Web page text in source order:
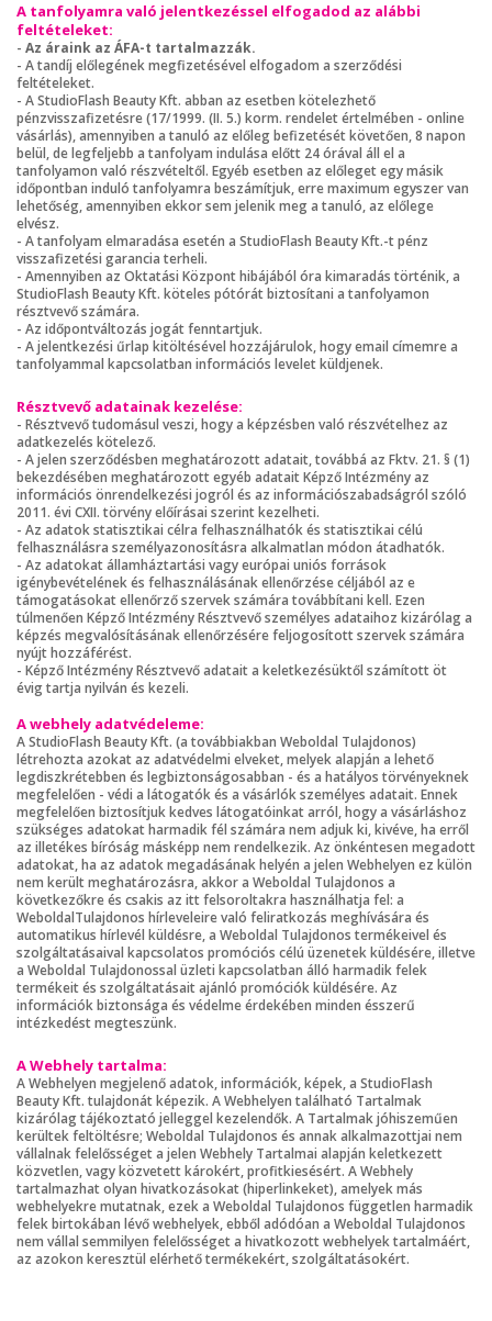
A tanfolyamra való jelentkezéssel elfogadod az alábbi
feltételeket:
- Az áraink az ÁFA-t tartalmazzák.
- A tandíj előlegének megfizetésével elfogadom a szerződési
feltételeket.
- A StudioFlash Beauty Kft. abban az esetben kötelezhető
pénzvisszafizetésre (17/1999. (II. 5.) korm. rendelet értelmében - online
vásárlás), amennyiben a tanuló az előleg befizetését követően, 8 napon
belül, de legfeljebb a tanfolyam indulása előtt 24 órával áll el a
tanfolyamon való részvételtől. Egyéb esetben az előleget egy másik
időpontban induló tanfolyamra beszámítjuk, erre maximum egyszer van
lehetőség, amennyiben ekkor sem jelenik meg a tanuló, az előlege
elvész.
- A tanfolyam elmaradása esetén a StudioFlash Beauty Kft.-t pénz
visszafizetési garancia terheli.
- Amennyiben az Oktatási Központ hibájából óra kimaradás történik, a
StudioFlash Beauty Kft. köteles pótórát biztosítani a tanfolyamon
résztvevő számára.
- Az időpontváltozás jogát fenntartjuk.
- A jelentkezési űrlap kitöltésével hozzájárulok, hogy email címemre a
tanfolyammal kapcsolatban információs levelet küldjenek.
Résztvevő adatainak kezelése:
- Résztvevő tudomásul veszi, hogy a képzésben való részvételhez az
adatkezelés kötelező.
- A jelen szerződésben meghatározott adatait, továbbá az Fktv. 21. § (1)
bekezdésében meghatározott egyéb adatait Képző Intézmény az
információs önrendelkezési jogról és az információszabadságról szóló
2011. évi CXII. törvény előírásai szerint kezelheti.
- Az adatok statisztikai célra felhasználhatók és statisztikai célú
felhasználásra személyazonosításra alkalmatlan módon átadhatók.
- Az adatokat államháztartási vagy európai uniós források
igénybevételének és felhasználásának ellenőrzése céljából az e
támogatásokat ellenőrző szervek számára továbbítani kell. Ezen
túlmenően Képző Intézmény Résztvevő személyes adataihoz kizárólag a
képzés megvalósításának ellenőrzésére feljogosított szervek számára
nyújt hozzáférést.
- Képző Intézmény Résztvevő adatait a keletkezésüktől számított öt
évig tartja nyilván és kezeli.
A webhely adatvédeleme:
A StudioFlash Beauty Kft. (a továbbiakban Weboldal Tulajdonos)
létrehozta azokat az adatvédelmi elveket, melyek alapján a lehető
legdiszkrétebben és legbiztonságosabban - és a hatályos törvényeknek
megfelelően - védi a látogatók és a vásárlók személyes adatait. Ennek
megfelelően biztosítjuk kedves látogatóinkat arról, hogy a vásárláshoz
szükséges adatokat harmadik fél számára nem adjuk ki, kivéve, ha erről
az illetékes bíróság másképp nem rendelkezik. Az önkéntesen megadott
adatokat, ha az adatok megadásának helyén a jelen Webhelyen ez külön
nem került meghatározásra, akkor a Weboldal Tulajdonos a
következőkre és csakis az itt felsoroltakra használhatja fel: a
WeboldalTulajdonos hírleveleire való feliratkozás meghívására és
automatikus hírlevél küldésre, a Weboldal Tulajdonos termékeivel és
szolgáltatásaival kapcsolatos promóciós célú üzenetek küldésére, illetve
a Weboldal Tulajdonossal üzleti kapcsolatban álló harmadik felek
termékeit és szolgáltatásait ajánló promóciók küldésére. Az
információk biztonsága és védelme érdekében minden ésszerű
intézkedést megteszünk.
A Webhely tartalma:
A Webhelyen megjelenő adatok, információk, képek, a StudioFlash
Beauty Kft. tulajdonát képezik. A Webhelyen található Tartalmak
kizárólag tájékoztató jelleggel kezelendők. A Tartalmak jóhiszeműen
kerültek feltöltésre; Weboldal Tulajdonos és annak alkalmazottjai nem
vállalnak felelősséget a jelen Webhely Tartalmai alapján keletkezett
közvetlen, vagy közvetett károkért, profitkiesésért. A Webhely
tartalmazhat olyan hivatkozásokat (hiperlinkeket), amelyek más
webhelyekre mutatnak, ezek a Weboldal Tulajdonos független harmadik
felek birtokában lévő webhelyek, ebből adódóan a Weboldal Tulajdonos
nem vállal semmilyen felelősséget a hivatkozott webhelyek tartalmáért,
az azokon keresztül elérhető termékekért, szolgáltatásokért.